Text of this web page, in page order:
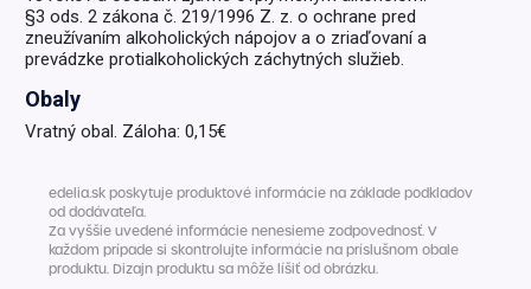
§3 ods. 2 zákona č. 219/1996 Z. z. o ochrane pred
zneužívaním alkoholických nápojov a o zriaďovaní a
prevádzke protialkoholických záchytných služieb.
Obaly
Vratný obal. Záloha: 0,15€
edelia.sk poskytuje produktové informácie na základe podkladov
od dodávateľa.
Za vyššie uvedené informácie nenesieme zodpovednosť. V
každom prípade si skontrolujte informácie na príslušnom obale
produktu. Dizajn produktu sa môže líšiť od obrázku.